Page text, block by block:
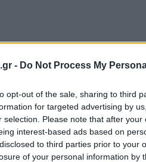
- Do Not Process My
opt-out of the sale, sharing to third
for targeted advertising by
selection. Please note that after
interest-based ads based on
to third parties prior to your
of your personal information by
κρούουν τον